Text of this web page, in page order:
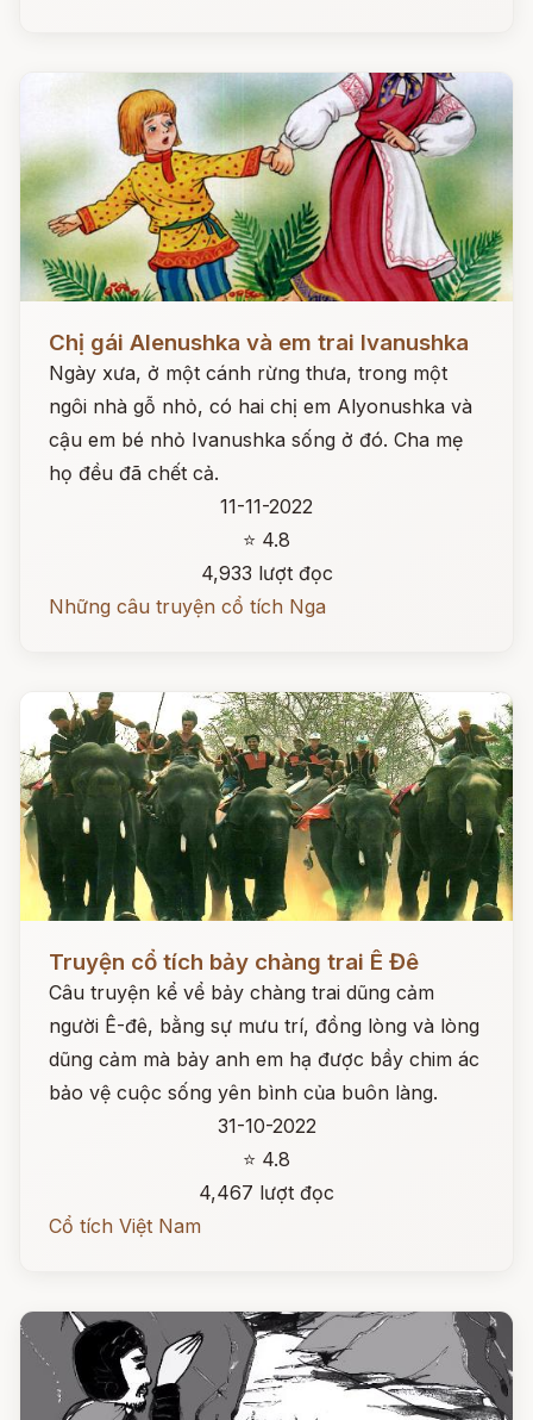
Chị gái Alenushka và em trai Ivanushka
Ngày xưa, ở một cánh rừng thưa, trong một
ngôi nhà gỗ nhỏ, có hai chị em Alyonushka và
cậu em bé nhỏ Ivanushka sống ở đó. Cha mẹ
họ đều đã chết cả.
11-11-2022
⭐ 4.8
4,933 lượt đọc
Những câu truyện cổ tích Nga
Truyện cổ tích bảy chàng trai Ê Đê
Câu truyện kể vể bảy chàng trai dũng cảm
người Ê-đê, bằng sự mưu trí, đồng lòng và lòng
dũng cảm mà bảy anh em hạ được bầy chim ác
bảo vệ cuộc sống yên bình của buôn làng.
31-10-2022
⭐ 4.8
4,467 lượt đọc
Cổ tích Việt Nam